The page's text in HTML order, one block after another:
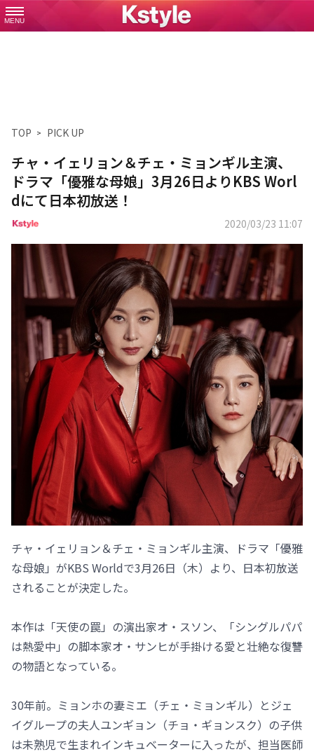
MENU
TOP PICK UP
チャ・イェリョン＆チェ・ミョンギル主演、
ドラマ「優雅な母娘」3月26日よりKBS Worl
dにて日本初放送！
2020/03/23 11:07
チャ・イェリョン＆チェ・ミョンギル主演、ドラマ「優雅
な母娘」がKBS Worldで3月26日（木）より、日本初放送
されることが決定した。
本作は「天使の罠」の演出家オ・スソン、「シングルパパ
は熱愛中」の脚本家オ・サンヒが手掛ける愛と壮絶な復讐
の物語となっている。
30年前。ミョンホの妻ミエ（チェ・ミョンギル）とジェ
イグループの夫人ユンギョン（チョ・ギョンスク）の子供
は未熟児で生まれインキュベーターに入ったが、担当医師